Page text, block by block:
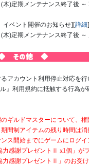
)定期メンテナンス終了後 ～
ベント開催のお知らせ][詳細]
)定期メンテナンス終了後 ～
アカウント利用停止対応を行
』利用規約に抵触する行為が
ギルドマスターについて、
間制アイテムの残り時間は消
ス開始までにゲームにログイ
感謝プレゼントⅡ x1個」が
感謝プレゼントⅡ」のお受